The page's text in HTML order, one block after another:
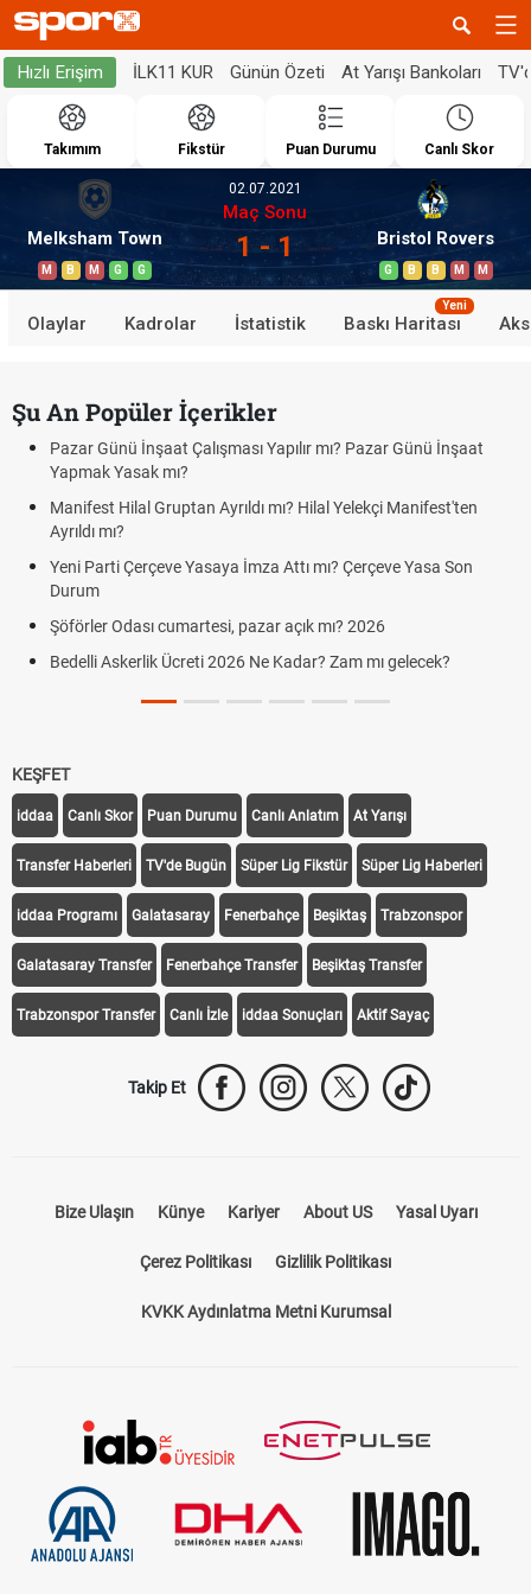
Hızlı Erişim İLK11 KUR Günün Özeti At Yarışı Bankoları
Takımım Fikstür Puan Durumu Canlı Skor
Melksham Town
M B M G G
02.07.2021
Maç Sonu
1 - 1 Bristol Rovers
G B B M M
Olaylar Kadrolar İstatistik Baskı Haritası
Yeni
Şu An Popüler İçerikler
Pazar Günü İnşaat Çalışması Yapılır mı? Pazar Günü İnşaat
Yapmak Yasak mı?
Manifest Hilal Gruptan Ayrıldı mı? Hilal Yelekçi Manifest'ten
Ayrıldı mı?
Yeni Parti Çerçeve Yasaya İmza Attı mı? Çerçeve Yasa Son
Durum
Şöförler Odası cumartesi, pazar açık mı? 2026
Bedelli Askerlik Ücreti 2026 Ne Kadar? Zam mı gelecek?
KEŞFET
iddaa Canlı Skor Puan Durumu Canlı Anlatım At Yarışı
Transfer Haberleri TV'de Bugün Süper Lig Fikstür Süper Lig Haberleri
iddaa Programı Galatasaray Fenerbahçe Beşiktaş Trabzonspor
Galatasaray Transfer Fenerbahçe Transfer Beşiktaş Transfer
Trabzonspor Transfer Canlı İzle iddaa Sonuçları Aktif Sayaç
Takip Et
Bize Ulaşın Künye Kariyer About US Yasal Uyarı
Çerez Politikası Gizlilik Politikası
KVKK Aydınlatma Metni Kurumsal